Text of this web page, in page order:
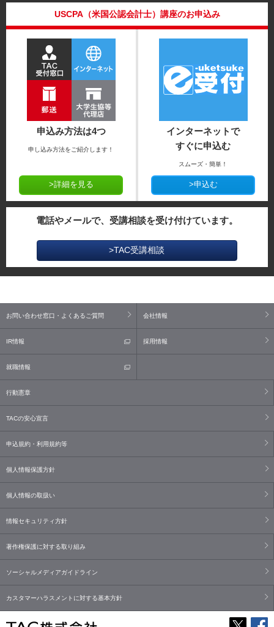
USCPA（米国公認会計士）講座のお申込み
申込み方法は4つ
申し込み方法をご紹介します！
>詳細を見る
インターネットで
すぐに申込む
スムーズ・簡単！
>申込む
電話やメールで、受講相談を受け付けています。
>TAC受講相談
お問い合わせ窓口・よくあるご質問 会社情報
IR情報 採用情報
就職情報
行動憲章
TACの安心宣言
申込規約・利用規約等
個人情報保護方針
個人情報の取扱い
情報セキュリティ方針
著作権保護に対する取り組み
ソーシャルメディアガイドライン
カスタマーハラスメントに対する基本方針